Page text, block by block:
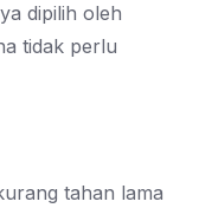
dipilih oleh
tidak perlu
tahan lama